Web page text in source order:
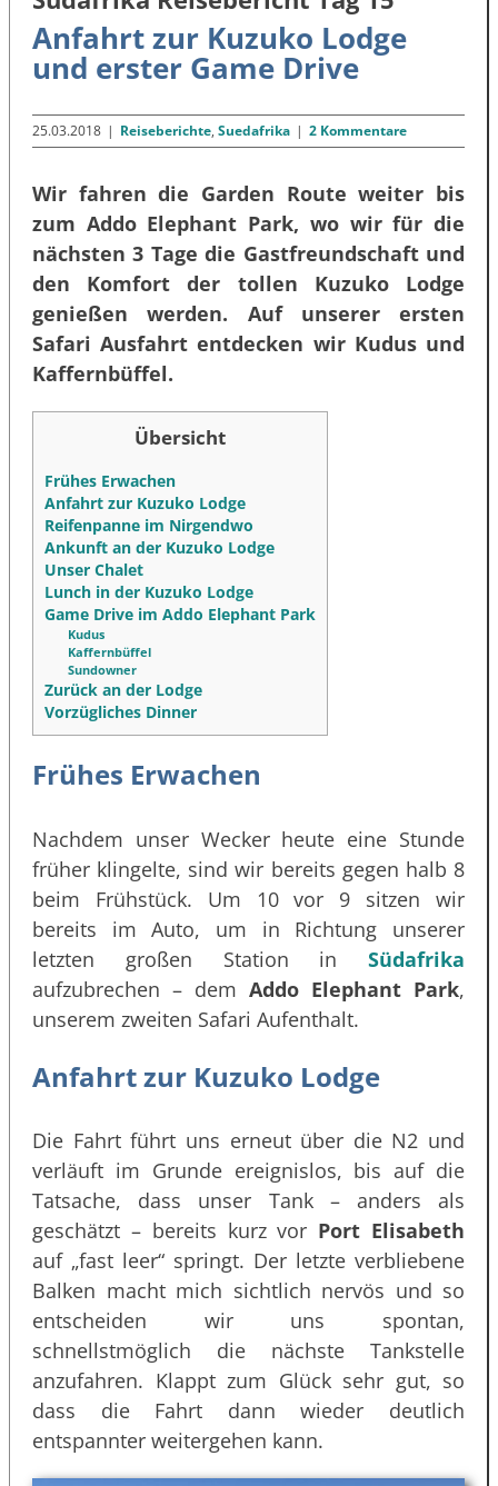
Anfahrt zur Kuzuko Lodge
und erster Game Drive
25.03.2018 | Reiseberichte, Suedafrika | 2 Kommentare
Wir fahren die Garden Route weiter bis
zum Addo Elephant Park, wo wir für die
nächsten 3 Tage die Gastfreundschaft und
den Komfort der tollen Kuzuko Lodge
genießen werden. Auf unserer ersten
Safari Ausfahrt entdecken wir Kudus und
Kaffernbüffel.
Übersicht
Frühes Erwachen
Anfahrt zur Kuzuko Lodge
Reifenpanne im Nirgendwo
Ankunft an der Kuzuko Lodge
Unser Chalet
Lunch in der Kuzuko Lodge
Game Drive im Addo Elephant Park
Kudus
Kaffernbüffel
Sundowner
Zurück an der Lodge
Vorzügliches Dinner
Frühes Erwachen
Nachdem unser Wecker heute eine Stunde
früher klingelte, sind wir bereits gegen halb 8
beim Frühstück. Um 10 vor 9 sitzen wir
bereits im Auto, um in Richtung unserer
letzten großen Station in Südafrika
aufzubrechen – dem Addo Elephant Park,
unserem zweiten Safari Aufenthalt.
Anfahrt zur Kuzuko Lodge
Die Fahrt führt uns erneut über die N2 und
verläuft im Grunde ereignislos, bis auf die
Tatsache, dass unser Tank – anders als
geschätzt – bereits kurz vor Port Elisabeth
auf „fast leer“ springt. Der letzte verbliebene
Balken macht mich sichtlich nervös und so
entscheiden wir uns spontan,
schnellstmöglich die nächste Tankstelle
anzufahren. Klappt zum Glück sehr gut, so
dass die Fahrt dann wieder deutlich
entspannter weitergehen kann.